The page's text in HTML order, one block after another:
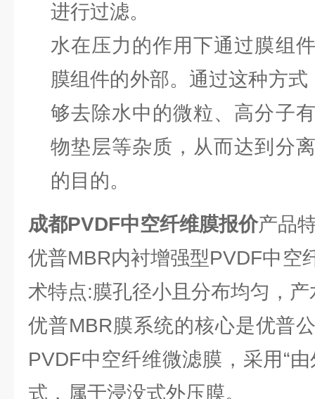
进行过滤。
水在压力的作用下通过膜组
膜组件的外部。通过这种方
够去除水中的微粒、高分子
物垫层等杂质，从而达到分
的目的。
成都PVDF中空纤维膜报价产品
优普MBR内衬增强型PVDF中空
术特点:膜孔径小且分布均匀，产
优普MBR膜系统的核心是优普
PVDF中空纤维微滤膜，采用“
式，属于浸没式外压膜。